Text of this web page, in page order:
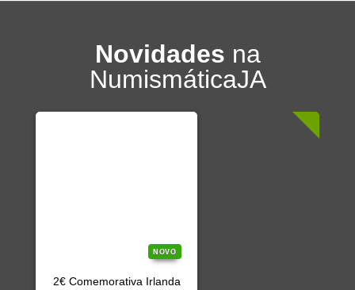
Novidades na
NumismáticaJA
NOVO
2€ Comemorativa Irlanda